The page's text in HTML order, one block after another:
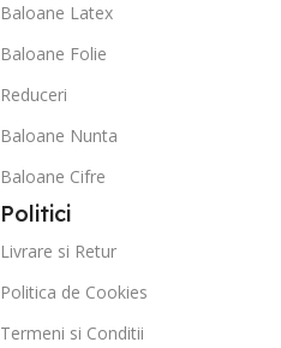
Baloane Latex
Baloane Folie
Reduceri
Baloane Nunta
Baloane Cifre
Politici
Livrare si Retur
Politica de Cookies
Termeni si Conditii